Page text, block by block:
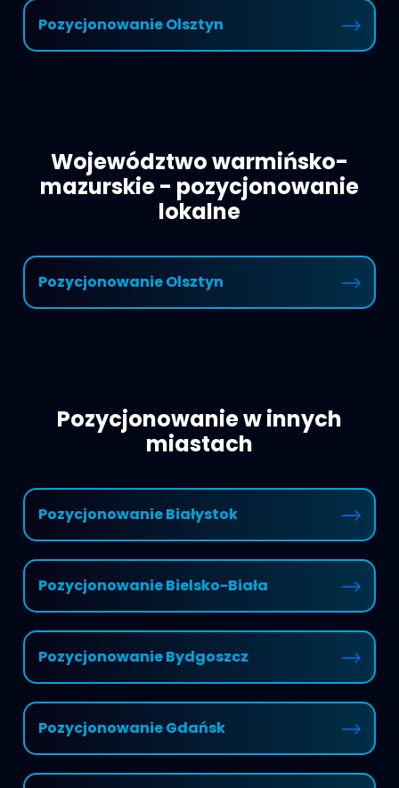
Pozycjonowanie Olsztyn
Województwo warmińsko-
mazurskie - pozycjonowanie
lokalne
Pozycjonowanie Olsztyn
Pozycjonowanie w innych
miastach
Pozycjonowanie Białystok
Pozycjonowanie Bielsko-Biała
Pozycjonowanie Bydgoszcz
Pozycjonowanie Gdańsk